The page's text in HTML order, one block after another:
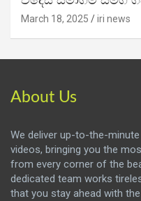
March 18, 2025 iri news
About Us
We deliver up-to-the-
videos, bringing you the
from every corner of the
dedicated team works
that you stay ahead with